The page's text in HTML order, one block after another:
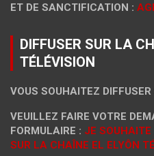
ET DE SANCTIFICATION :
DIFFUSER SUR LA
TÉLÉVISION
VOUS SOUHAITEZ
VEUILLEZ FAIRE VOTRE
FORMULAIRE : JE SOUHAITE
SUR LA CHAÎNE EL ELYÔN